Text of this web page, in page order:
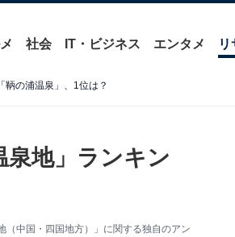
社会 IT・ビジネス エンタメ リ
の浦温泉」、1位は？
泉地」ランキン
中国・四国地方）」に関する独自のアン